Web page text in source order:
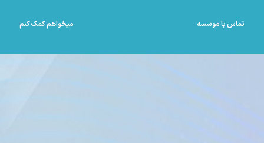
تماس با موسسه میخواهم کمک کنم